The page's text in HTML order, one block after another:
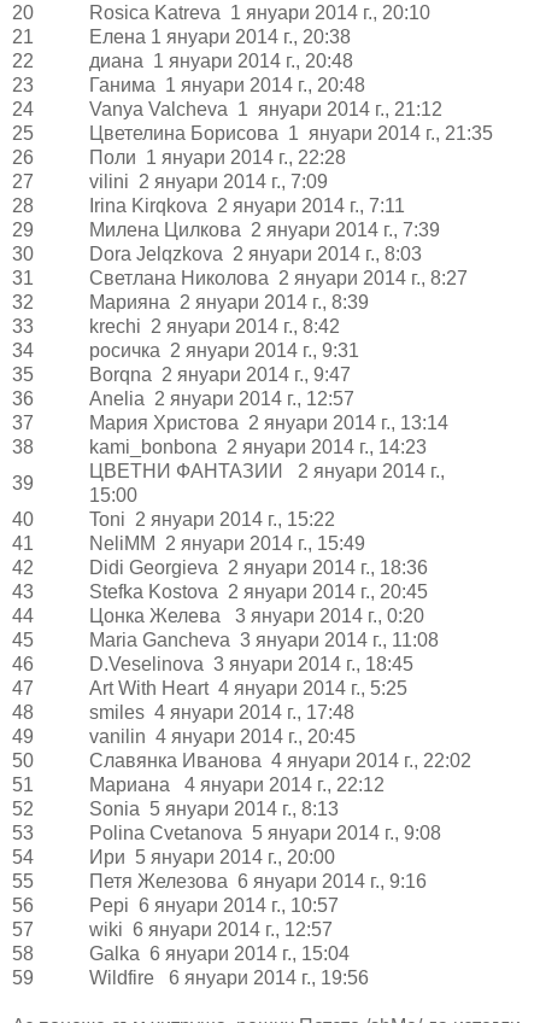
20
Rosica Katreva 1 януари 2014 г., 20:10
21
Елена 1 януари 2014 г., 20:38
22
диана 1 януари 2014 г., 20:48
23
Ганима 1 януари 2014 г., 20:48
24
Vanya Valcheva 1 януари 2014 г., 21:12
25
Цветелина Борисова 1 януари 2014 г., 21:35
26
Поли 1 януари 2014 г., 22:28
27
vilini 2 януари 2014 г., 7:09
28
Irina Kirqkova 2 януари 2014 г., 7:11
29
Милена Цилкова 2 януари 2014 г., 7:39
30
Dora Jelqzkova 2 януари 2014 г., 8:03
31
Светлана Николова 2 януари 2014 г., 8:27
32
Марияна 2 януари 2014 г., 8:39
33
krechi 2 януари 2014 г., 8:42
34
росичка 2 януари 2014 г., 9:31
35
Borqna 2 януари 2014 г., 9:47
36
Anelia 2 януари 2014 г., 12:57
37
Мария Христова 2 януари 2014 г., 13:14
38
kami_bonbona 2 януари 2014 г., 14:23
39
ЦВЕТНИ ФАНТАЗИИ 2 януари 2014 г.,
15:00
40
Toni 2 януари 2014 г., 15:22
41
NeliMM 2 януари 2014 г., 15:49
42
Didi Georgieva 2 януари 2014 г., 18:36
43
Stefka Kostova 2 януари 2014 г., 20:45
44
Цонка Желева 3 януари 2014 г., 0:20
45
Maria Gancheva 3 януари 2014 г., 11:08
46
D.Veselinova 3 януари 2014 г., 18:45
47
Art With Heart 4 януари 2014 г., 5:25
48
smiles 4 януари 2014 г., 17:48
49
vanilin 4 януари 2014 г., 20:45
50
Славянка Иванова 4 януари 2014 г., 22:02
51
Мариана 4 януари 2014 г., 22:12
52
Sоnia 5 януари 2014 г., 8:13
53
Polina Cvetanova 5 януари 2014 г., 9:08
54
Ири 5 януари 2014 г., 20:00
55
Петя Железова 6 януари 2014 г., 9:16
56
Pepi 6 януари 2014 г., 10:57
57
wiki 6 януари 2014 г., 12:57
58
Galka 6 януари 2014 г., 15:04
59
Wildfire 6 януари 2014 г., 19:56